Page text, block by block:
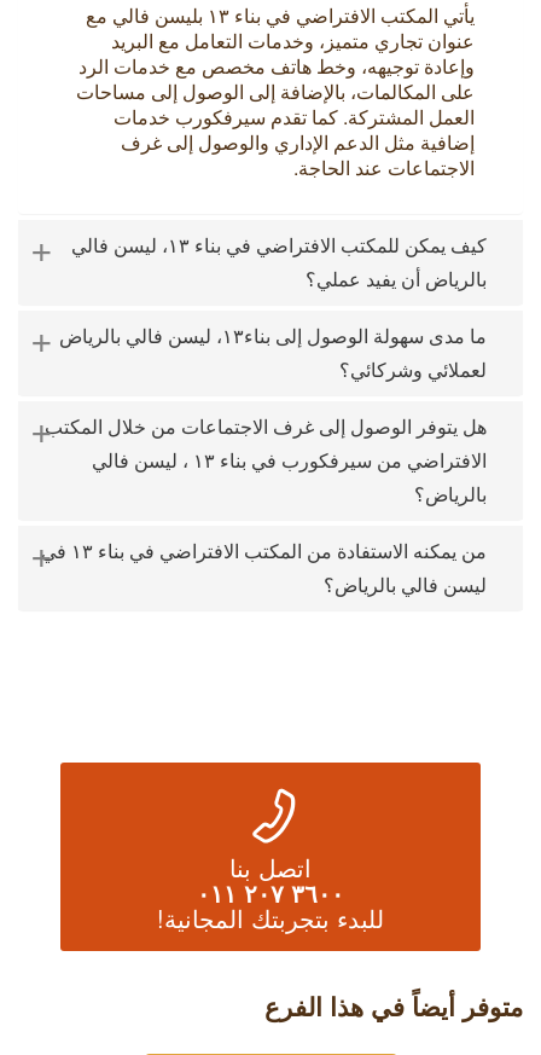
يأتي المكتب الافتراضي في بناء ١٣ ب ليسن فالي مع
عنوان تجاري متميز، وخدمات التعامل مع البريد
وإعادة توجيهه، وخط هاتف مخصص مع خدمات الرد
على المكالمات، بالإضافة إلى الوصول إلى مساحات
العمل المشتركة. كما تقدم سيرفكورب خدمات
إضافية مثل الدعم الإداري والوصول إلى غرف
الاجتماعات عند الحاجة.
كيف يمكن للمكتب الافتراضي في بناء ١٣، ليسن فالي
بالرياض أن يفيد عملي؟
+
ما مدى سهولة الوصول إلى بناء١٣، ليسن فالي بالرياض
لعملائي وشركائي؟
+
هل يتوفر الوصول إلى غرف الاجتماعات من خلال المكتب
الافتراضي من سيرفكورب في بناء ١٣ ، ليسن فالي
بالرياض؟
+
من يمكنه الاستفادة من المكتب الافتراضي في بناء ١٣ في
ليسن فالي بالرياض؟
+
اتصل بنا
٣٦٠٠ ٢٠٧ ٠١١
للبدء بتجربتك المجانية!
متوفر أيضاً في هذا الفرع